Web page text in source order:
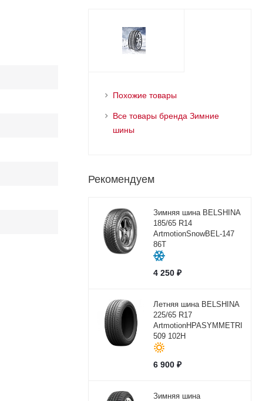
Похожие товары
Все товары бренда Зимние
шины
Рекомендуем
Зимняя шина BELSHINA
185/65 R14
ArtmotionSnowBEL-147
86T
4 250₽
Летняя шина BELSHINA
225/65 R17
ArtmotionHPASYMMETRICBEL-
509 102H
6 900₽
Зимняя шина